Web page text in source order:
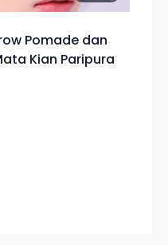
Pomade dan
Kian Paripura